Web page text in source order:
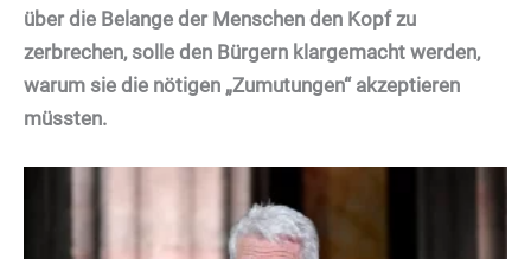
über die Belange der Menschen den Kopf zu
zerbrechen, solle den Bürgern klargemacht werden,
warum sie die nötigen „Zumutungen“ akzeptieren
müssten.